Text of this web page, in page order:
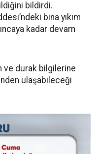
bildirdi.
bina yıkım
kadar devam
ve durak bilgilerine
ulaşabileceği